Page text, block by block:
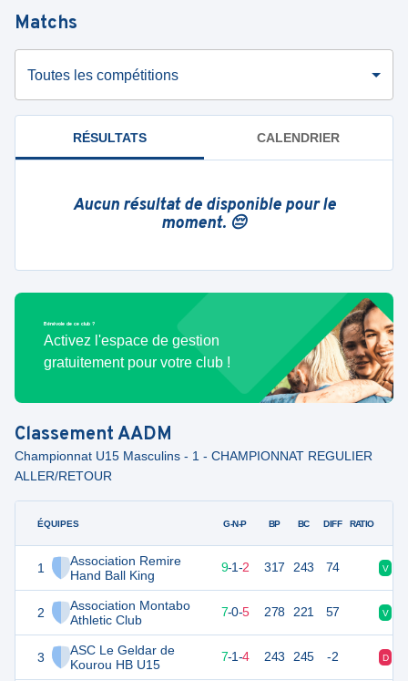
Matchs
Toutes les compétitions
RÉSULTATS CALENDRIER
Aucun résultat de disponible pour le
moment. 😔
Bénévole de ce club ?
Activez l'espace de gestion
gratuitement pour votre club !
ClassementAADM
Championnat U15 Masculins - 1 - CHAMPIONNAT REGULIER
ALLER/RETOUR
ÉQUIPES
1
Association Remire
Hand Ball King
2
Association Montabo
Athletic Club
3
ASC Le Geldar de
Kourou HB U15
G-N-P BP BC DIFF RATIO
40 9-1-2 317 243 74 V
33 12 7-0-5 278 221 57 V
33 7-1-4 243 245 -2 D